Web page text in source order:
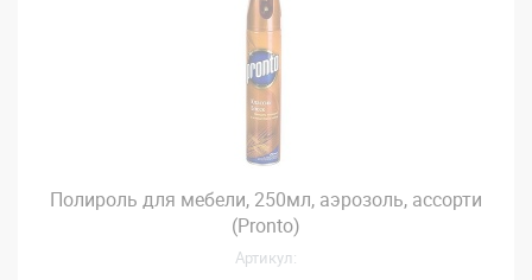
Полироль для мебели, 250мл, аэрозоль, ассорти
(Pronto)
Артикул: